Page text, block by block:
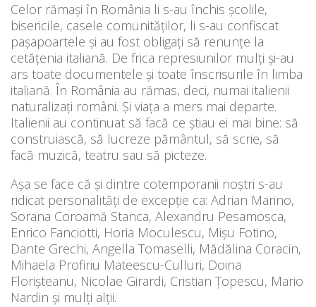
Celor rămaşi în România li s-au închis şcolile,
bisericile, casele comunităţilor, li s-au confiscat
paşapoartele şi au fost obligaţi să renunţe la
cetăţenia italiană. De frica represiunilor mulţi şi-au
ars toate documentele şi toate înscrisurile în limba
italiană. În România au rămas, deci, numai italienii
naturalizaţi români. Şi viaţa a mers mai departe.
Italienii au continuat să facă ce ştiau ei mai bine: să
construiască, să lucreze pământul, să scrie, să
facă muzică, teatru sau să picteze.
Aşa se face că şi dintre cotemporanii noştri s-au
ridicat personalităţi de excepţie ca: Adrian Marino,
Sorana Coroamă Stanca, Alexandru Pesamosca,
Enrico Fanciotti, Horia Moculescu, Mişu Fotino,
Dante Grechi, Angella Tomaselli, Mădălina Coracin,
Mihaela Profiriu Mateescu-Culluri, Doina
Florişteanu, Nicolae Girardi, Cristian Ţopescu, Mario
Nardin şi mulţi alţii.